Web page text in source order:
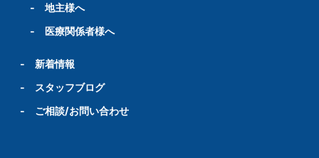
- 地主様へ
- 医療関係者様へ
- 新着情報
-
スタッフブログ
- ご相談/お問い合わせ